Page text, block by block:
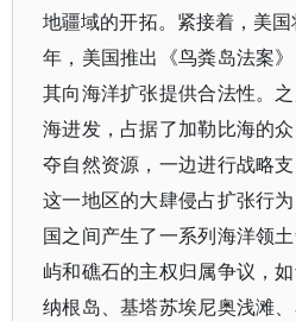
地疆域的开拓。紧接着，美
年，美国推出《鸟粪岛法案
其向海洋扩张提供合法性。
海进发，占据了加勒比海的
夺自然资源，一边进行战略
这一地区的大肆侵占扩张行
国之间产生了一系列海洋领
屿和礁石的主权归属争议，
纳根岛、基塔苏埃尼奥浅滩